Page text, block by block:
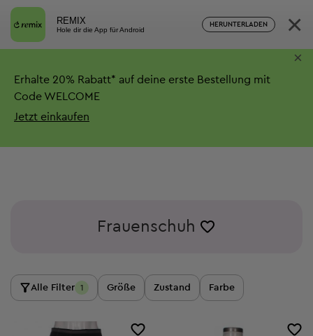
REMIX
Hole dir die App für Android
HERUNTERLADEN ×
Erhalte 20% Rabatt* auf deine erste Bestellung mit
Code WELCOME
Jetzt einkaufen
×
Frauenschuh
Alle Filter 1 Größe Zustand Farbe